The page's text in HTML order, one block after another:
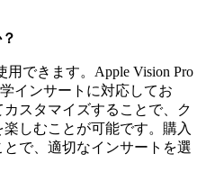
できます。Apple Vision Pro
インサートに対応してお
スタマイズすることで、ク
しむことが可能です。購入
で、適切なインサートを選